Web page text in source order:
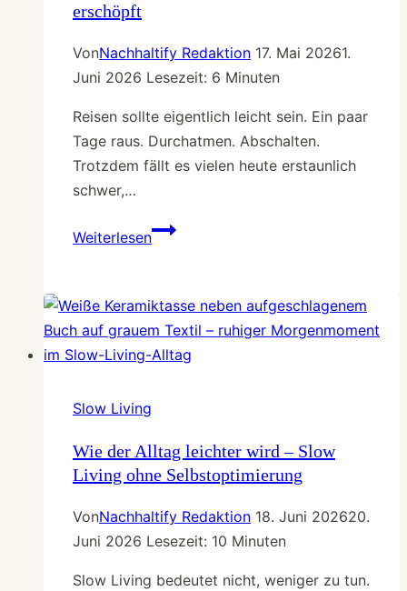
Kopf
leiser
macht
erschöpft
VonNachhaltify Redaktion 17. Mai 20261.
Juni 2026 Lesezeit: 6 Minuten
Reisen sollte eigentlich leicht sein. Ein paar
Tage raus. Durchatmen. Abschalten.
Trotzdem fällt es vielen heute erstaunlich
schwer,…
WeiterlesenBewusst
selbst
der
Urlaub
Slow Living
Wie der Alltag leichter wird – Slow
Living ohne Selbstoptimierung
VonNachhaltify Redaktion 18. Juni 202620.
Juni 2026 Lesezeit: 10 Minuten
Slow Living bedeutet nicht, weniger zu tun.